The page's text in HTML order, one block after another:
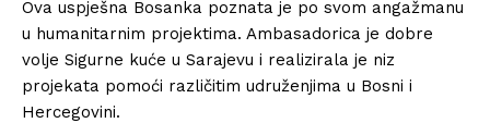
Ova uspješna Bosanka poznata je po svom angažmanu
u humanitarnim projektima. Ambasadorica je dobre
volje Sigurne kuće u Sarajevu i realizirala je niz
projekata pomoći različitim udruženjima u Bosni i
Hercegovini.